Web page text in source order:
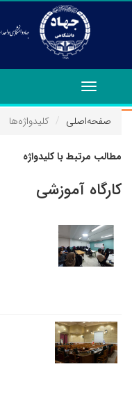
Toggle
navigation
صفحه‌اصلی
کلیدواژه‌ها
مطالب مرتبط با کلیدواژه
کارگاه آموزشی